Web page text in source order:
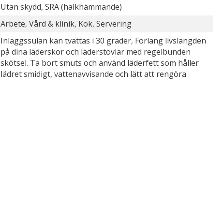
Utan skydd, SRA (halkhämmande)
Arbete, Vård & klinik, Kök, Servering
Inläggssulan kan tvättas i 30 grader, Förläng livslängden
på dina läderskor och läderstövlar med regelbunden
skötsel. Ta bort smuts och använd läderfett som håller
lädret smidigt, vattenavvisande och lätt att rengöra